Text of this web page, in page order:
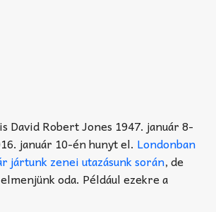
David Robert Jones 1947. január 8-
január 10-én hunyt el. Londonban
jártunk zenei utazásunk során, de
oda. Például ezekre a